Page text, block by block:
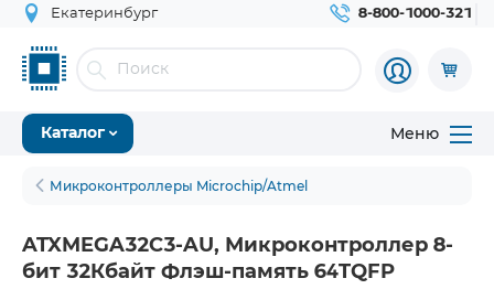
Екатеринбург 8-800-1000-321
Каталог Меню
Микроконтроллеры Microchip/Atmel
ATXMEGA32C3-AU, Микроконтроллер 8-
бит 32Кбайт Флэш-память 64TQFP